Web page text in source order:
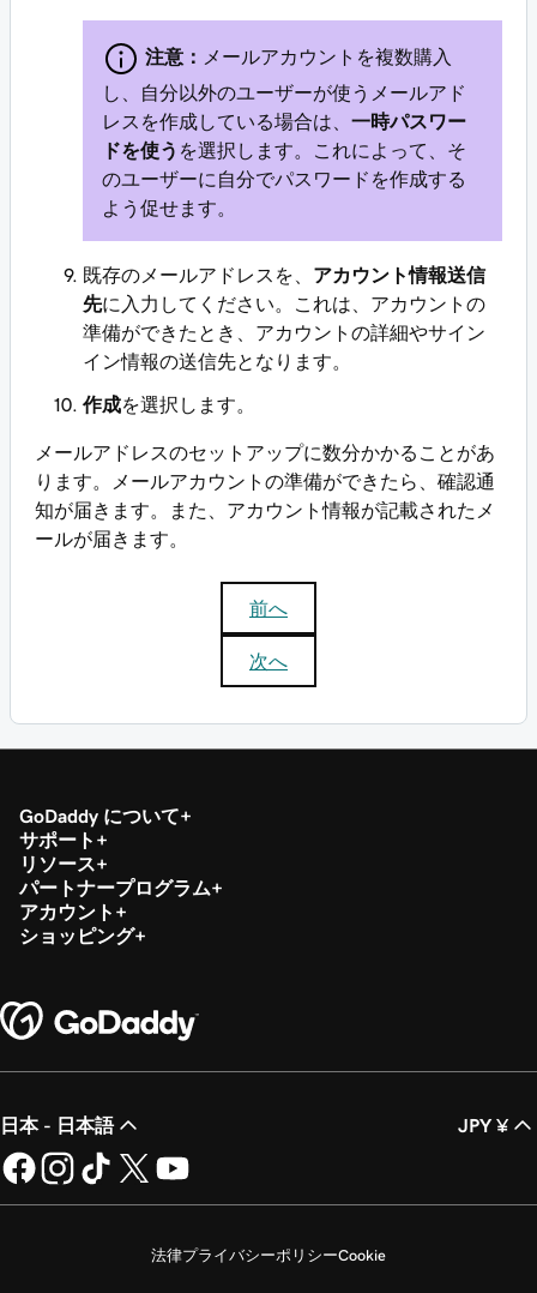
注意：
メールアカウントを複数購入
し、自分以外のユーザーが使うメールアド
レスを作成している場合は、 一時パスワー
ドを使う を選択します。これによって、そ
のユーザーに自分でパスワードを作成する
よう促せます。
既存のメールアドレスを、 アカウント情報送信
先に入力してください。これは、アカウントの
準備ができたとき、アカウントの詳細やサイン
イン情報の送信先となります。
作成を選択します。
メールアドレスのセットアップに数分かかることがあ
ります。メールアカウントの準備ができたら、確認通
知が届きます。また、アカウント情報が記載されたメ
ールが届きます。
前へ
次へ
GoDaddy について
サポート
リソース
パートナープログラム
アカウント
ショッピング
日本 - 日本語 JPY ¥
法律プライバシーポリシーCookie